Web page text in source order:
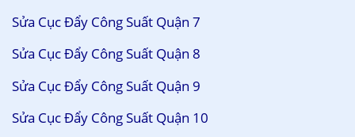
Sửa Cục Đẩy Công Suất Quận 7
Sửa Cục Đẩy Công Suất Quận 8
Sửa Cục Đẩy Công Suất Quận 9
Sửa Cục Đẩy Công Suất Quận 10